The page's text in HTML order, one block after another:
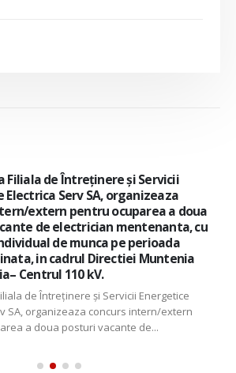
Filiala de Întreţinere şi Servicii
Electrica Serv SA, organizeaza
extern pentru ocuparea a doua
de electrician mentenanta, cu
de munca pe perioada
in cadrul Directiei Muntenia
Centrul 110 kV.
de Întreţinere şi Servicii Energetice
SA, organizeaza concurs intern/extern
a doua posturi vacante de...